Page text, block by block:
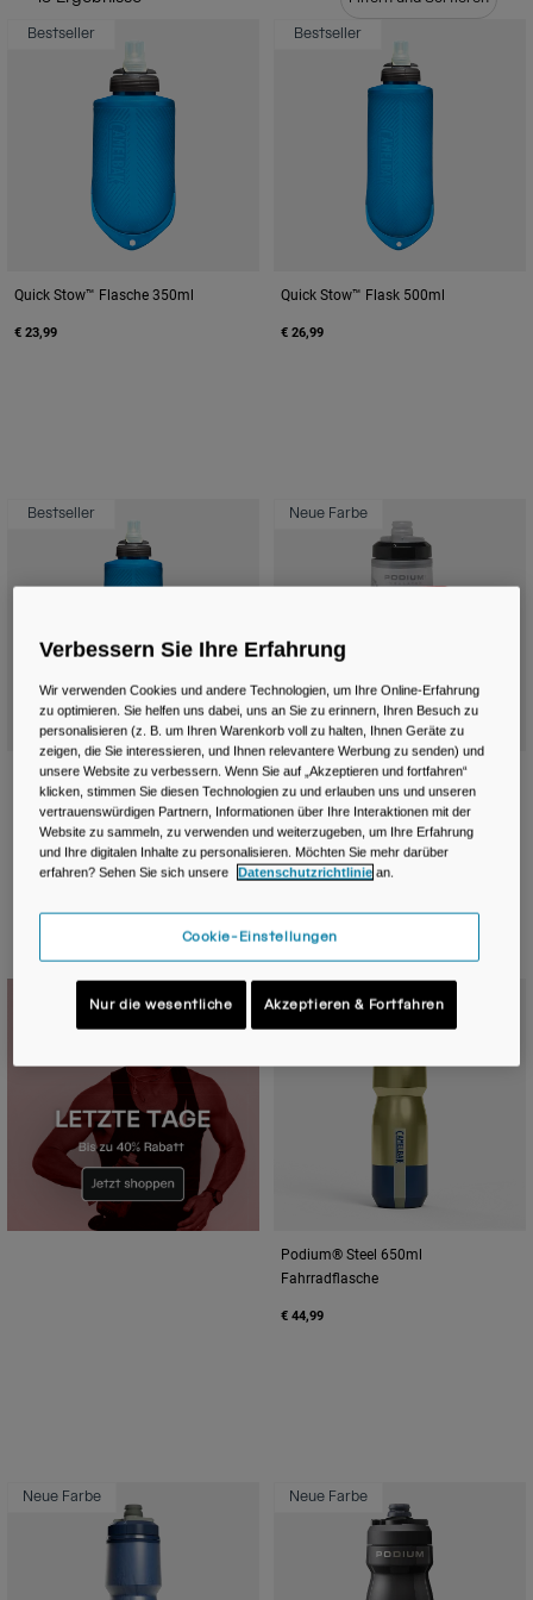
Gürtel & Hüfttaschen
Fahrradtaschen
Trinkblasen
Bestseller
Quick Stow™ Flasche 350ml
€ 23,99
Bestseller
Quick Stow™ Flask 500ml
€ 26,99
Bestseller
Quick Stow™ Flasche 620ml
€ 29,99
Neue Farbe
Quick Grip Chill™ Handheld 620ml
€ 44,99
Product swatch type of Black.
Product swatch type of
Product swatch
Podium® Steel 650ml
Fahrradflasche
€ 44,99
Neue Farbe Neue Farbe
Verbessern Sie Ihre Erfahrung
Wir verwenden Cookies und andere Technologien, um Ihre Online-Erfahrung
zu optimieren. Sie helfen uns dabei, uns an Sie zu erinnern, Ihren Besuch zu
personalisieren (z. B. um Ihren Warenkorb voll zu halten, Ihnen Geräte zu
zeigen, die Sie interessieren, und Ihnen relevantere Werbung zu senden) und
unsere Website zu verbessern. Wenn Sie auf „Akzeptieren und fortfahren“
klicken, stimmen Sie diesen Technologien zu und erlauben uns und unseren
vertrauenswürdigen Partnern, Informationen über Ihre Interaktionen mit der
Website zu sammeln, zu verwenden und weiterzugeben, um Ihre Erfahrung
und Ihre digitalen Inhalte zu personalisieren. Möchten Sie mehr darüber
erfahren? Sehen Sie sich unsere
Datenschutzrichtlinie an.
Cookie-Einstellungen
Nur die wesentliche Akzeptieren & Fortfahren